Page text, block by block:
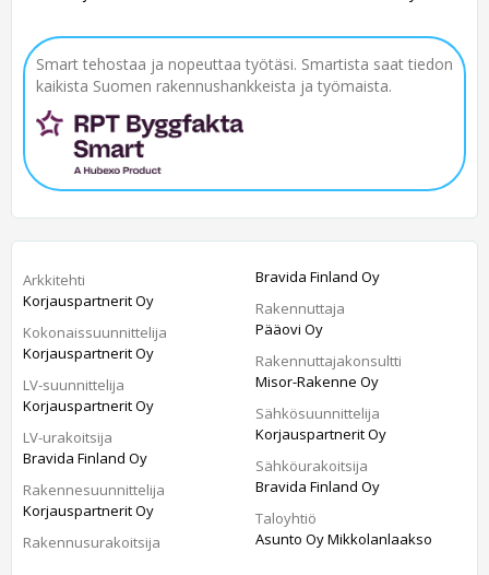
Smart tehostaa ja nopeuttaa työtäsi. Smartista saat tiedon
kaikista Suomen rakennushankkeista ja työmaista.
Arkkitehti
Korjauspartnerit Oy
Kokonaissuunnittelija
Korjauspartnerit Oy
LV-suunnittelija
Korjauspartnerit Oy
LV-urakoitsija
Bravida Finland Oy
Rakennesuunnittelija
Korjauspartnerit Oy
Rakennusurakoitsija
Bravida Finland Oy
Rakennuttaja
Pääovi Oy
Rakennuttajakonsultti
Misor-Rakenne Oy
Sähkösuunnittelija
Korjauspartnerit Oy
Sähköurakoitsija
Bravida Finland Oy
Taloyhtiö
Asunto Oy Mikkolanlaakso